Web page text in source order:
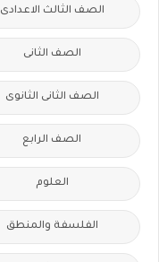
الصف الثالث الاعدادى
الصف الثانى
الصف الثانى الثانوى
الصف الرابع
العلوم
الفلسفة والمنطق